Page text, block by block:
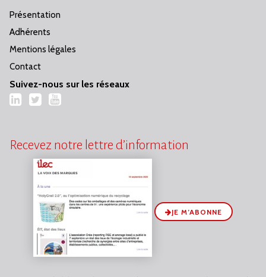
Présentation
Adhérents
Mentions légales
Contact
Suivez-nous sur les réseaux
LinkedIn
TwitterYouTube
Recevez notre lettre d’information
JE M’ABONNE